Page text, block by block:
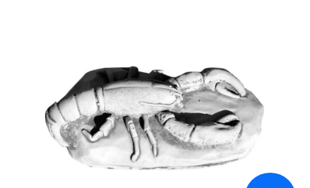
hvězdiček.